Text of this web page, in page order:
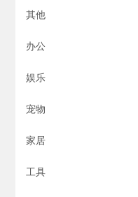
其他
办公
娱乐
宠物
家居
工具